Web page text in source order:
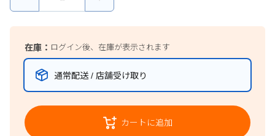
在庫： ログイン後、在庫が表示されます
通常配送 / 店舗受け取り
カートに追加